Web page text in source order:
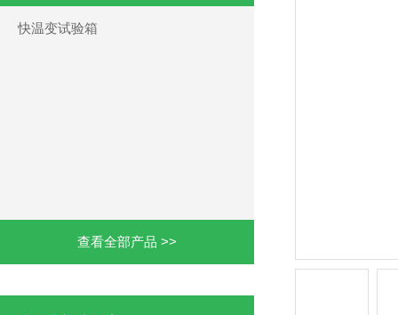
快温变试验箱
查看全部产品 >>